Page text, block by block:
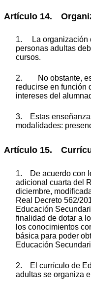
Artículo 14.
1. La organización
personas adultas
cursos.
2. No obstante,
reducirse en función
intereses del
3. Estas
modalidades:
Artículo 15.
1. De acuerdo con
adicional cuarta del
diciembre,
Real Decreto 562/
Educación
finalidad de dotar a
los conocimientos
básica para poder
Educación
2. El currículo de
adultas se organiza